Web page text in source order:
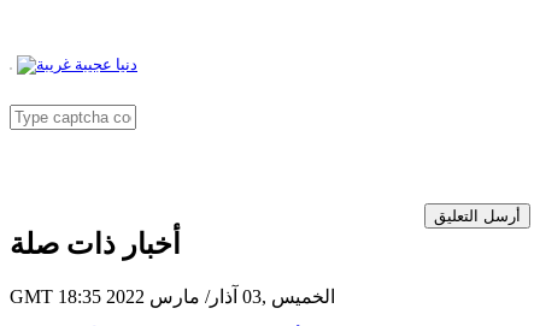
أرسل التعليق
أخبار ذات صلة
GMT 18:35 2022 الخميس ,03 آذار/ مارس